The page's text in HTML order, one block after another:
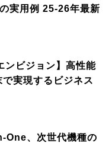
実用例 25-26年最新
ンビジョン】高性能
実現するビジネス
One、次世代機種の